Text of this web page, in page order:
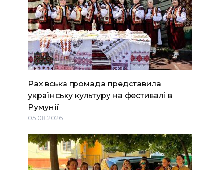
Рахівська громада представила
українську культуру на фестивалі в
Румунії
05.08.2026